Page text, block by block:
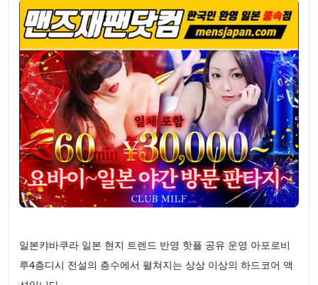
일본캬바쿠라 일본 현지 트렌드 반영 핫플 공유 운영 아포로비
루4층디시 전설의 층수에서 펼쳐지는 상상 이상의 하드코어 액